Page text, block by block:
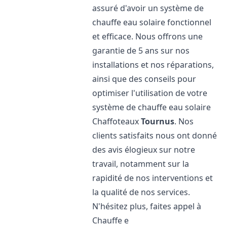
assuré d'avoir un système de
chauffe eau solaire fonctionnel
et efficace. Nous offrons une
garantie de 5 ans sur nos
installations et nos réparations,
ainsi que des conseils pour
optimiser l'utilisation de votre
système de chauffe eau solaire
ChaffoteauxTournus. Nos
clients satisfaits nous ont donné
des avis élogieux sur notre
travail, notamment sur la
rapidité de nos interventions et
la qualité de nos services.
N'hésitez plus, faites appel à
Chauffe e